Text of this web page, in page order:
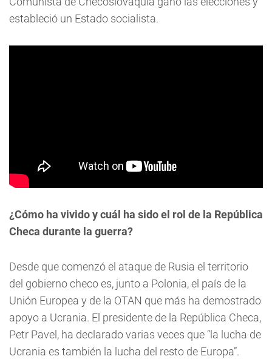
estableció un Estado socialista.
¿Cómo ha vivido y cuál ha sido el rol de la República
Checa durante la guerra?
Desde que comenzó el ataque de Rusia el territorio
del gobierno checo es, junto a Polonia, el país de la
Unión Europea y de la OTAN que más ha demostrado
apoyo a Ucrania. El presidente de la República Checa,
Petr Pavel, ha declarado varias veces que “la lucha de
Ucrania es también la lucha del resto de Europa”.